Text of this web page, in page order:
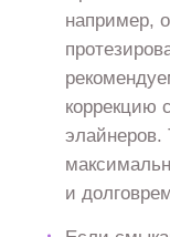
например,
коррекцию
элайнеров.
и